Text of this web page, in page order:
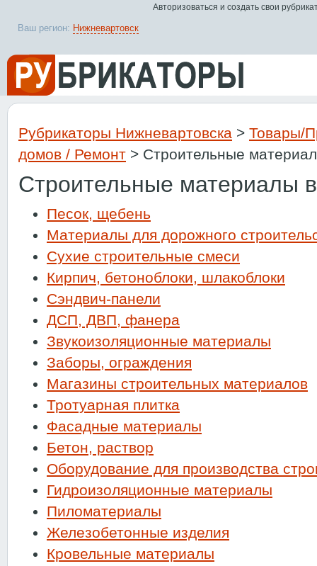
Рубрикаторы Нижневартовска > Товары/
домов / Ремонт > Строительные
Строительные материалы
Песок, щебень
Материалы для дорожного
Сухие строительные смеси
Кирпич, бетоноблоки, шлакоблоки
Сэндвич-панели
ДСП, ДВП, фанера
Звукоизоляционные материалы
Заборы, ограждения
Магазины строительных материалов
Тротуарная плитка
Фасадные материалы
Бетон, раствор
Оборудование для производства
Гидроизоляционные материалы
Пиломатериалы
Железобетонные изделия
Кровельные материалы
Ваш регион: Нижневартовск
Авторизоваться и создать свои